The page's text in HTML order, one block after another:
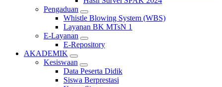
Pengaduan
Whistle Blowing System (WBS)
Layanan BK MTsN 1
E-Layanan
E-Repository
AKADEMIK
Kesiswaan
Data Peserta Didik
Siswa Berprestasi